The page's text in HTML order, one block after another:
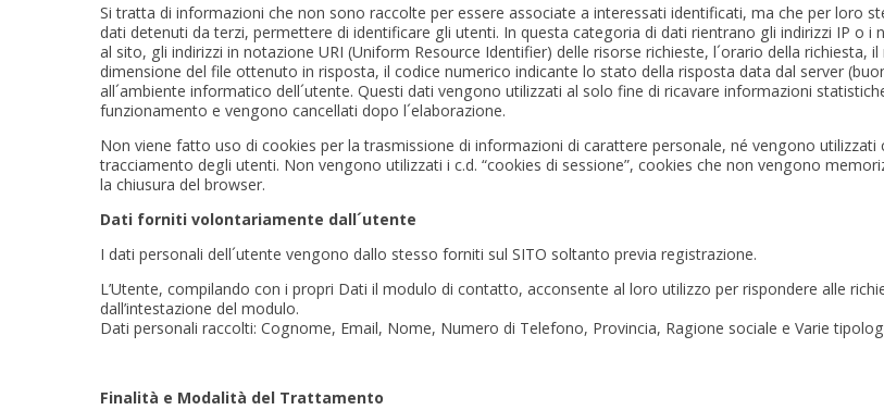
Si tratta di informazioni che non sono raccolte per essere associate a interessati identificati, ma che per loro
dati detenuti da terzi, permettere di identificare gli utenti. In questa categoria di dati rientrano gli indirizzi IP o
al sito, gli indirizzi in notazione URI (Uniform Resource Identifier) delle risorse richieste, l´orario della
dimensione del file ottenuto in risposta, il codice numerico indicante lo stato della risposta data dal server
all´ambiente informatico dell´utente. Questi dati vengono utilizzati al solo fine di ricavare informazioni
funzionamento e vengono cancellati dopo l´elaborazione.
Non viene fatto uso di cookies per la trasmissione di informazioni di carattere personale, né vengono utilizzati
tracciamento degli utenti. Non vengono utilizzati i c.d. “cookies di sessione”, cookies che non vengono
la chiusura del browser.
Dati forniti volontariamente dall´utente
I dati personali dell´utente vengono dallo stesso forniti sul SITO soltanto previa registrazione.
L’Utente, compilando con i propri Dati il modulo di contatto, acconsente al loro utilizzo per rispondere alle
dall’intestazione del modulo.
Dati personali raccolti: Cognome, Email, Nome, Numero di Telefono, Provincia, Ragione sociale e Varie
Finalità e Modalità del Trattamento